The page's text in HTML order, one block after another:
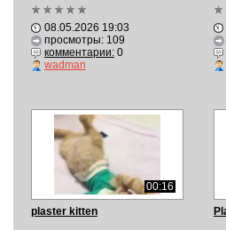
08.05.2026 19:03
просмотры: 109
комментарии:0
wadman
00:16
plaster kitten